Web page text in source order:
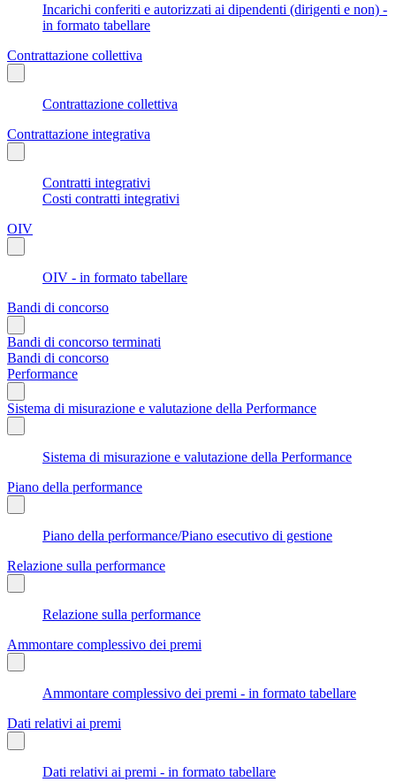
Incarichi conferiti e autorizzati ai dipendenti (dirigenti e non) -
in formato tabellare
Contrattazione collettiva
Contrattazione collettiva
Contrattazione integrativa
Contratti integrativi
Costi contratti integrativi
OIV
OIV - in formato tabellare
Bandi di concorso
Bandi di concorso terminati
Bandi di concorso
Performance
Sistema di misurazione e valutazione della Performance
Sistema di misurazione e valutazione della Performance
Piano della performance
Piano della performance/Piano esecutivo di gestione
Relazione sulla performance
Relazione sulla performance
Ammontare complessivo dei premi
Ammontare complessivo dei premi - in formato tabellare
Dati relativi ai premi
Dati relativi ai premi - in formato tabellare